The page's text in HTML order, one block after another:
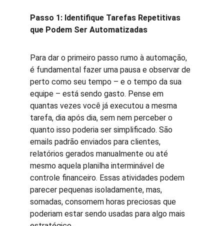
Passo 1: Identifique Tarefas Repetitivas
que Podem Ser Automatizadas
Para dar o primeiro passo rumo à automação,
é fundamental fazer uma pausa e observar de
perto como seu tempo – e o tempo da sua
equipe – está sendo gasto. Pense em
quantas vezes você já executou a mesma
tarefa, dia após dia, sem nem perceber o
quanto isso poderia ser simplificado. São
emails padrão enviados para clientes,
relatórios gerados manualmente ou até
mesmo aquela planilha interminável de
controle financeiro. Essas atividades podem
parecer pequenas isoladamente, mas,
somadas, consomem horas preciosas que
poderiam estar sendo usadas para algo mais